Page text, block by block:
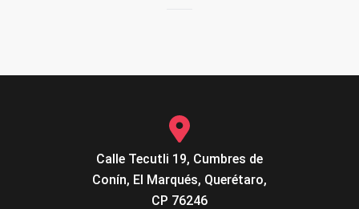
Calle Tecutli 19, Cumbres de
Conín, El Marqués, Querétaro,
CP 76246